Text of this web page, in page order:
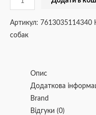
Артикул: 7613035114340
собак
Опис
Додаткова
Brand
Відгуки (0)